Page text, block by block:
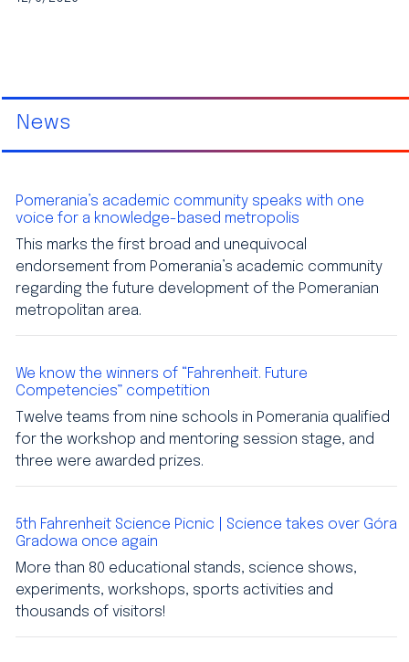
News
Pomerania’s academic community speaks with one
voice for a knowledge-based metropolis
This marks the first broad and unequivocal
endorsement from Pomerania’s academic community
regarding the future development of the Pomeranian
metropolitan area.
We know the winners of “Fahrenheit. Future
Competencies” competition
Twelve teams from nine schools in Pomerania qualified
for the workshop and mentoring session stage, and
three were awarded prizes.
5th Fahrenheit Science Picnic | Science takes over Góra
Gradowa once again
More than 80 educational stands, science shows,
experiments, workshops, sports activities and
thousands of visitors!